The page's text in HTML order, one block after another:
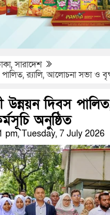
,সারাদেশ
র‌্যালি, আলোচনা সভা ও
উন্নয়ন দিবস
অনুষ্ঠিত
Tuesday, 7 July 2026